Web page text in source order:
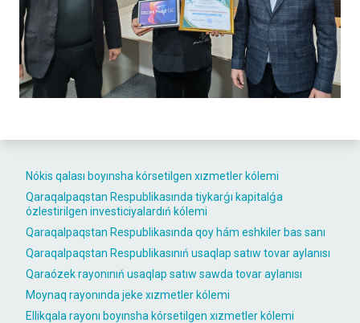
Nókis qalası boyınsha kórsetilgen xızmetler kólemi
Qaraqalpaqstan Respublikasında tiykarǵı kapitalǵa
ózlestirilgen investiciyalardıń kólemi
Qaraqalpaqstan Respublikasında qoy hám eshkiler bas sanı
Qaraqalpaqstan Respublikasınıń usaqlap satıw tovar aylanısı
Qaraózek rayonınıń usaqlap satıw sawda tovar aylanısı
Moynaq rayonında jeke xızmetler kólemi
Ellikqala rayonı boyınsha kórsetilgen xızmetler kólemi